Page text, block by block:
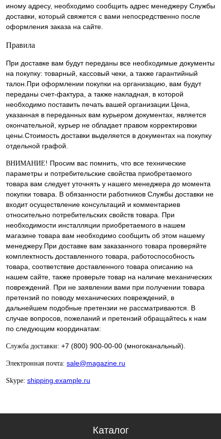
иному адресу, необходимо сообщить адрес менеджеру Службы
доставки, который свяжется с вами непосредственно после
оформления заказа на сайте.
Правила
При доставке вам будут переданы все необходимые документы
на покупку: товарный, кассовый чеки, а также гарантийный
талон.При оформлении покупки на организацию, вам будут
переданы счет-фактура, а также накладная, в которой
необходимо поставить печать вашей организации.Цена,
указанная в переданных вам курьером документах, является
окончательной, курьер не обладает правом корректировки
цены.Стоимость доставки выделяется в документах на покупку
отдельной графой.
ВНИМАНИЕ! Просим вас помнить, что все технические
параметры и потребительские свойства приобретаемого
товара вам следует уточнять у нашего менеджера до момента
покупки товара. В обязанности работников Службы доставки не
входит осуществление консультаций и комментариев
относительно потребительских свойств товара. При
необходимости инсталляции приобретаемого в нашем
магазине товара вам необходимо сообщить об этом нашему
менеджеру.При доставке вам заказанного товара проверяйте
комплектность доставленного товара, работоспособность
товара, соответствие доставленного товара описанию на
нашем сайте, также проверьте товар на наличие механических
повреждений. При не заявлении вами при получении товара
претензий по поводу механических повреждений, в
дальнейшем подобные претензии не рассматриваются. В
случае вопросов, пожеланий и претензий обращайтесь к нам
по следующим координатам:
Служба доставки: +7 (800) 900-00-00 (многоканальный).
Электронная почта: sale@magazine.ru
Skype: shipping.example.ru
Каталог